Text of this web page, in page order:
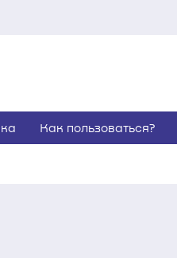
Как пользоваться?